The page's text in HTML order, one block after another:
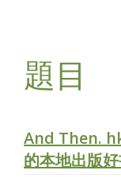
題目
And Then.
的本地出版